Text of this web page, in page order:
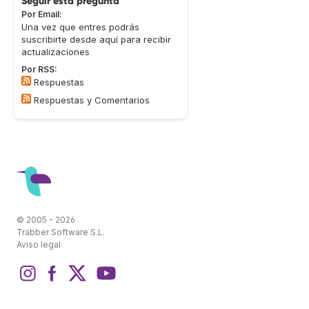
Por Email:
Una vez que entres podrás
suscribirte desde aquí para recibir
actualizaciones
Por RSS:
Respuestas
Respuestas y Comentarios
© 2005 - 2026
Trabber Software S.L.
Aviso legal